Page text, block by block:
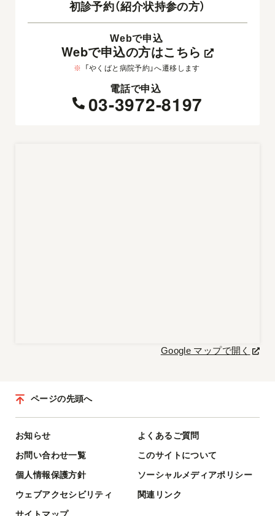
初診予約（紹介状持参の方）
Webで申込
Webで申込の方はこちら
※ 「やくばと病院予約」へ遷移します
電話で申込
03-3972-8197
Google マップで開く
お知らせ
よくあるご質問
お問い合わせ一覧
このサイトについて
個人情報保護方針
ソーシャルメディアポリシー
ウェブアクセシビリティ
関連リンク
ページの先頭へ